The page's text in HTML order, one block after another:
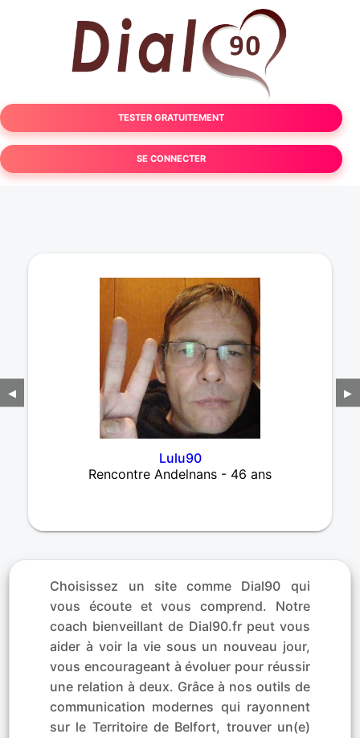
TESTER GRATUITEMENT
SE CONNECTER
◀
Lulu90
Rencontre Andelnans - 46 ans
▶
Choisissez un site comme Dial90 qui
vous écoute et vous comprend. Notre
coach bienveillant de Dial90.fr peut vous
aider à voir la vie sous un nouveau jour,
vous encourageant à évoluer pour réussir
une relation à deux. Grâce à nos outils de
communication modernes qui rayonnent
sur le Territoire de Belfort, trouver un(e)